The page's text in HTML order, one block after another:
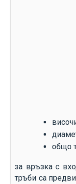
общо
за връзка с
тръби са